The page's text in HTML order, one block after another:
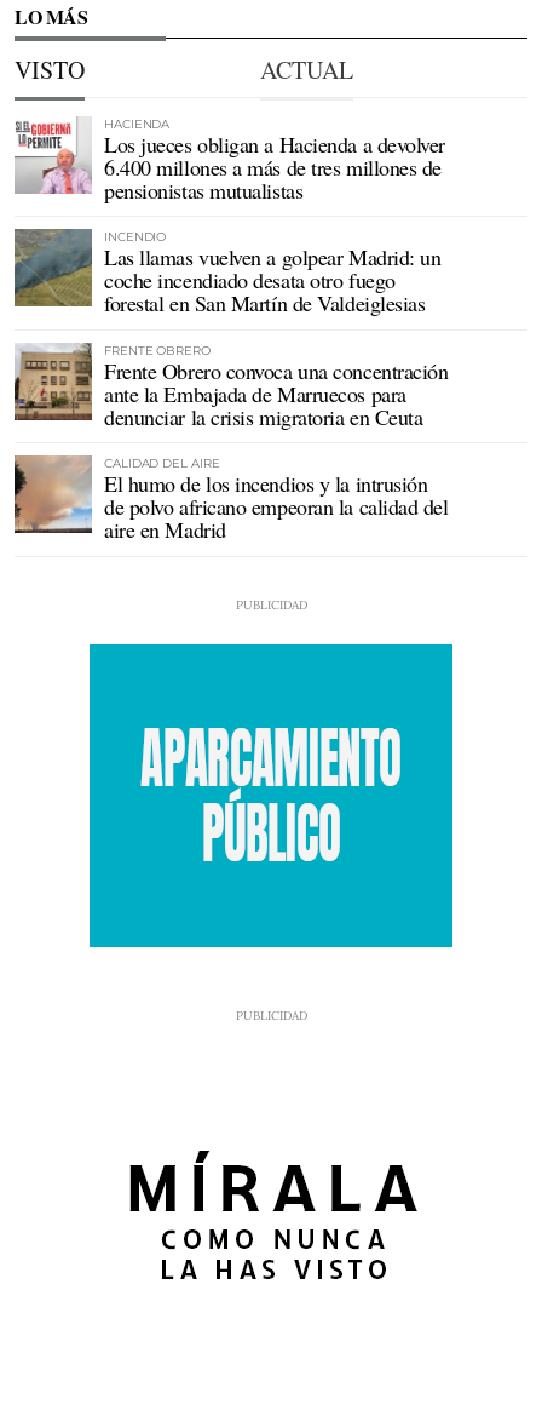
LO MÁS
VISTO ACTUAL
HACIENDA
Los jueces obligan a Hacienda a devolver
6.400 millones a más de tres millones de
pensionistas mutualistas
INCENDIO
Las llamas vuelven a golpear Madrid: un
coche incendiado desata otro fuego
forestal en San Martín de Valdeiglesias
FRENTE OBRERO
Frente Obrero convoca una concentración
ante la Embajada de Marruecos para
denunciar la crisis migratoria en Ceuta
CALIDAD DEL AIRE
El humo de los incendios y la intrusión
de polvo africano empeoran la calidad del
aire en Madrid